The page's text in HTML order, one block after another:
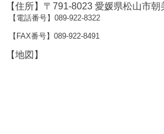
【住所】〒791-8023 愛媛県松山市朝
【電話番号】089-922-8322
【FAX番号】089-922-8491
【地図】